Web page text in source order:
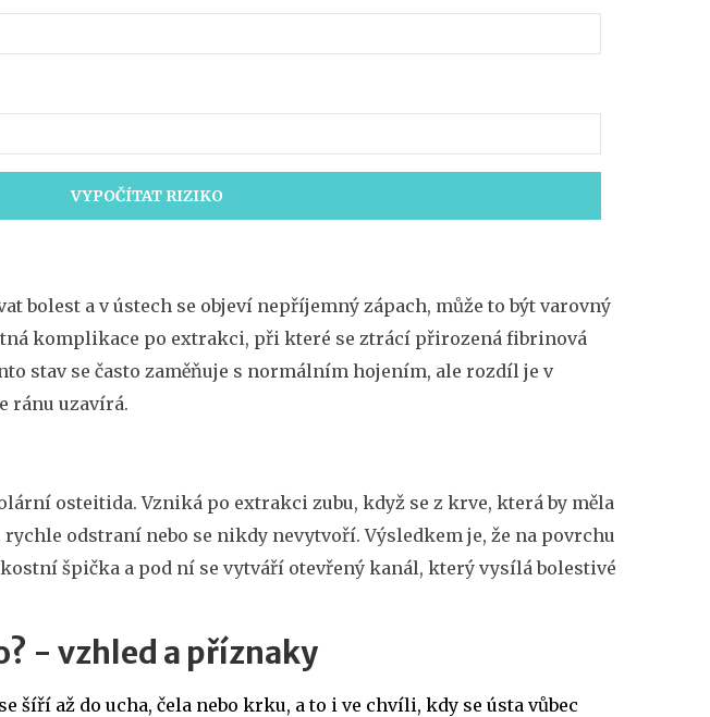
VYPOČÍTAT RIZIKO
bolest a v ústech se objeví nepříjemný zápach, může to být varovný
komplikace po extrakci, při které se ztrácí přirozená fibrinová
stav se často zaměňuje s normálním hojením, ale rozdíl je v
ránu uzavírá.
osteitida. Vzniká po extrakci zubu, když se z krve, která by měla
odstraní nebo se nikdy nevytvoří. Výsledkem je, že na povrchu
špička a pod ní se vytváří otevřený kanál, který vysílá bolestivé
- vzhled a příznaky
šíří až do ucha, čela nebo krku, a to i ve chvíli, kdy se ústa vůbec